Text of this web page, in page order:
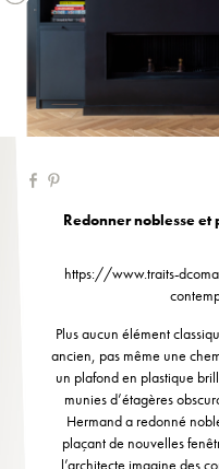
Redonner noblesse
https://www.traits-
Plus aucun élément
ancien, pas même une
un plafond en plastique
munies d’étagères
Hermand a redonné
plaçant de nouvelles
l’architecte imagine des